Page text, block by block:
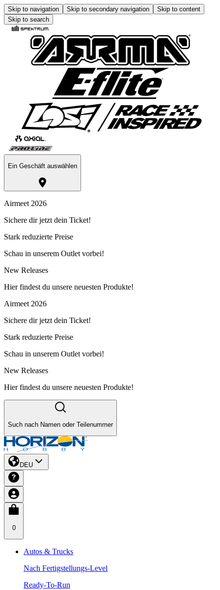
Skip to navigation Skip to secondary navigation
Skip to content
Skip to search
Ein Geschäft auswählen
Airmeet 2026
Sichere dir jetzt dein Ticket!
Stark reduzierte Preise
Schau in unserem Outlet vorbei!
New Releases
Hier findest du unsere neuesten Produkte!
Airmeet 2026
Sichere dir jetzt dein Ticket!
Stark reduzierte Preise
Schau in unserem Outlet vorbei!
New Releases
Hier findest du unsere neuesten Produkte!
Such nach Namen oder Teilenummer
DEU
0
Autos & Trucks
Nach Fertigstellungs-Level
Ready-To-Run